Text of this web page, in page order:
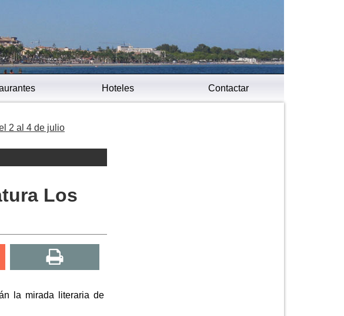
Hoteles Contactar
2 al 4 de julio
Los
la mirada literaria de